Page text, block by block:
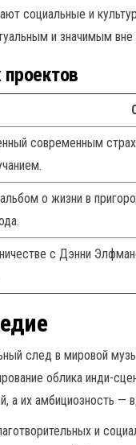
социальные и
и значимым
современным
о жизни в
с Дэнни
след в мировой
облика инди-
а их амбициозность —
и